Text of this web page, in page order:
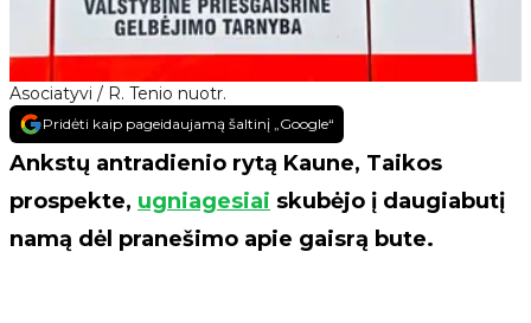
Asociatyvi / R. Tenio nuotr.
Pridėti kaip pageidaujamą šaltinį „Google“
Ankstų antradienio rytą Kaune, Taikos
prospekte, ugniagesiai skubėjo į daugiabutį
namą dėl pranešimo apie gaisrą bute.